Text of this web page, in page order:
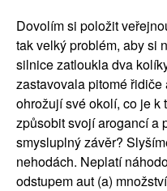
Dovolím si položit
tak velký problém, aby si
silnice zatloukla dva
zastavovala pitomé
ohrožují své okolí, co je k
způsobit svojí arogancí a
smysluplný závěr?
nehodách. Neplatí
odstupem aut (a)